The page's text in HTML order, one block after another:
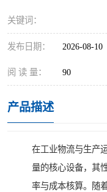
关键词：
发布日期： 2026-08-10
阅 读 量： 90
产品描述
在工业物流与生产
量的核心设备，其
率与成本核算。随